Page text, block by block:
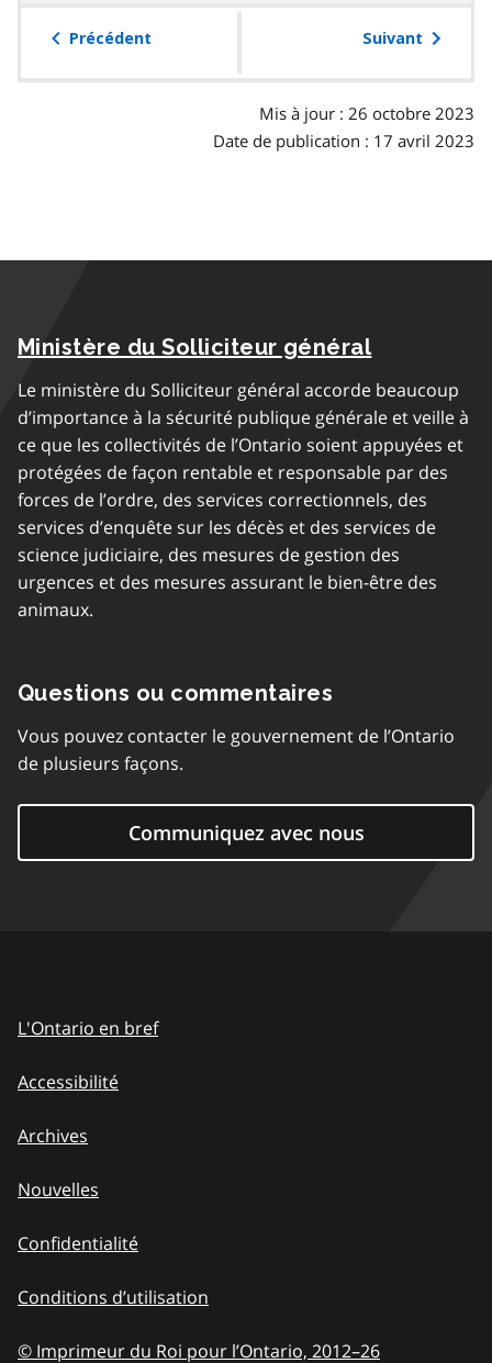
table
Précédent Suivant
Mis à jour : 26 octobre 2023
Date de publication : 17 avril 2023
Ministère du Solliciteur général
Le ministère du Solliciteur général accorde beaucoup
d’importance à la sécurité publique générale et veille à
ce que les collectivités de l’Ontario soient appuyées et
protégées de façon rentable et responsable par des
forces de l’ordre, des services correctionnels, des
services d’enquête sur les décès et des services de
science judiciaire, des mesures de gestion des
urgences et des mesures assurant le bien-être des
animaux.
Questions ou commentaires
Vous pouvez contacter le gouvernement de l’Ontario
de plusieurs façons.
Communiquez avec nous
L'Ontario en bref
Accessibilité
Archives
Nouvelles
Confidentialité
Conditions d’utilisation
© Imprimeur du Roi pour l’Ontario, 2012–to
26